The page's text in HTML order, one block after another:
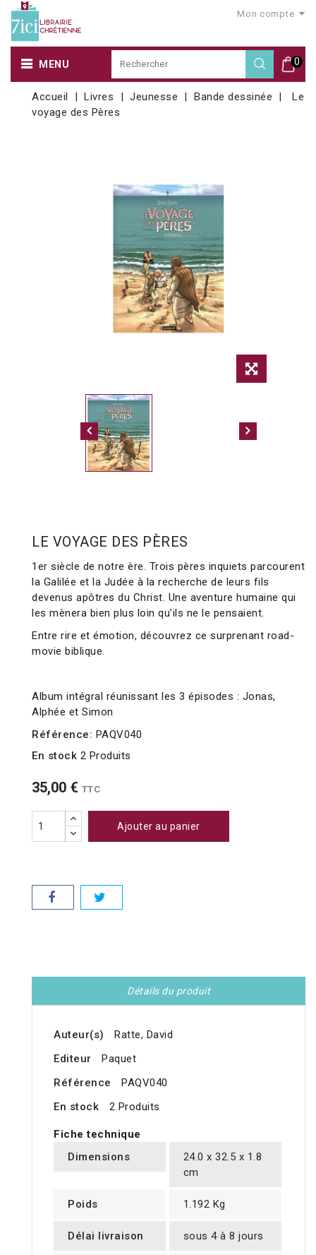
Mon compte
0
MENU
Accueil Livres Jeunesse Bande dessinée
Le
voyage des Pères
LE VOYAGE DES PÈRES
1er siècle de notre ère. Trois pères inquiets parcourent
la Galilée et la Judée à la recherche de leurs fils
devenus apôtres du Christ. Une aventure humaine qui
les mènera bien plus loin qu'ils ne le pensaient.
Entre rire et émotion, découvrez ce surprenant road-
movie biblique.
Album intégral réunissant les 3 épisodes : Jonas,
Alphée et Simon
Référence: PAQV040
En stock 2 Produits
35,00 € TTC
Ajouter au panier
Détails du produit
Auteur(s)
Ratte, David
Editeur
Paquet
Référence
PAQV040
En stock
2 Produits
Fiche technique
Dimensions
24.0 x 32.5 x 1.8
cm
Poids 1.192 Kg
Délai livraison sous 4 à 8 jours